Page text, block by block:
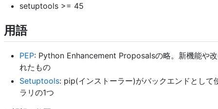
setuptools >= 45
用語
PEP: Python Enhancement Proposalsの略。新機能や
れたもの
Setuptools: pip(インストーラー)がバックエンドとして
ラリの1つ